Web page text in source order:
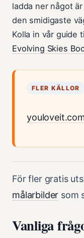
ladda ner något
den smidigaste
Kolla in vår guide
Evolving Skies
FLER KÄLLOR
För fler gratis
målarbilder som
Vanliga